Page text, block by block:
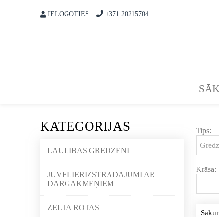
IELOGOTIES +371 20215704
KATEGORIJAS
LAULĪBAS GREDZENI
JUVELIERIZSTRĀDĀJUMI AR
DĀRGAKMEŅIEM
ZELTA ROTAS
Tips:
Krāsa: